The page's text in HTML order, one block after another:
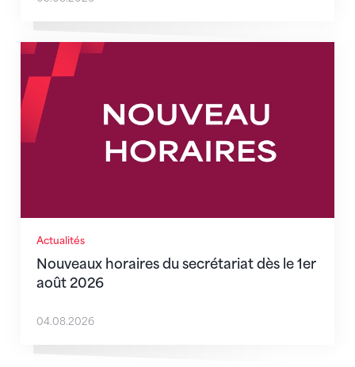
Actualités
Nouveaux horaires du secrétariat dès le 1er
août 2026
Nouveaux horaires du secrétariat dès le 1er août
04.08.2026